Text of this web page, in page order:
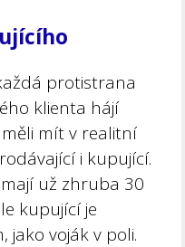
protistrana
klienta hájí
mít v realitní
i kupující.
už zhruba 30
kupující je
jako voják v poli.